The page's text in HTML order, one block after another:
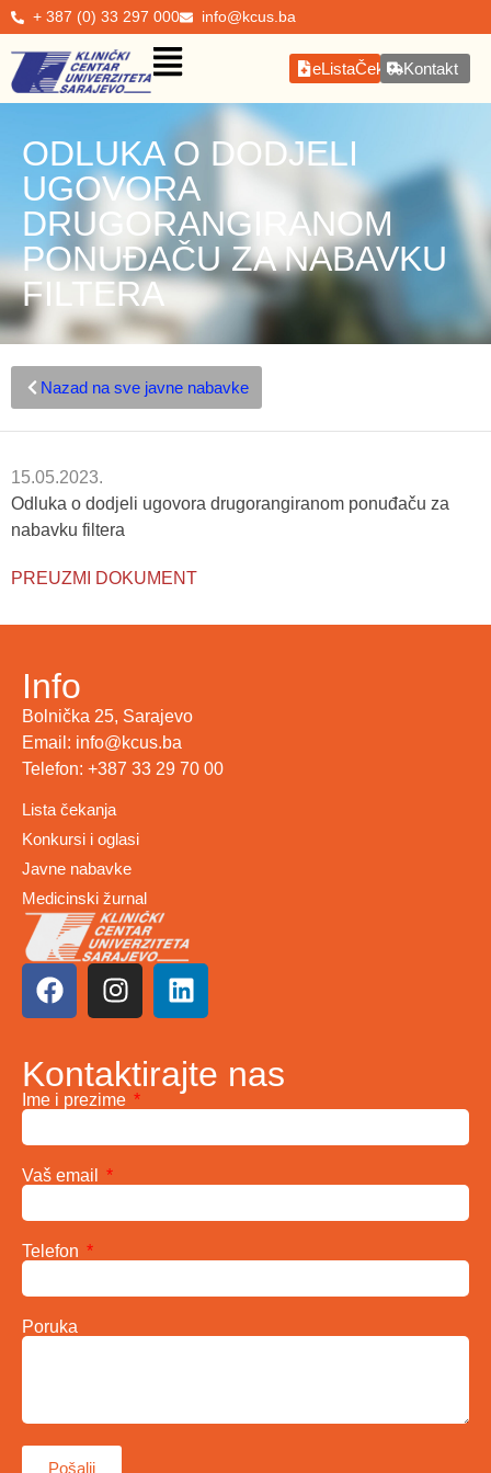
+ 387 (0) 33 297 000 info@kcus.ba
eListaČekanjaKontakt
ODLUKA O DODJELI
UGOVORA
DRUGORANGIRANOM
PONUĐAČU ZA NABAVKU
FILTERA
Nazad na sve javne nabavke
15.05.2023.
Odluka o dodjeli ugovora drugorangiranom ponuđaču za
nabavku filtera
PREUZMI DOKUMENT
Info
Bolnička 25, Sarajevo
Email: info@kcus.ba
Telefon: +387 33 29 70 00
Lista čekanja
Konkursi i oglasi
Javne nabavke
Medicinski žurnal
Kontaktirajte nas
Ime i prezime
Vaš email
Telefon
Poruka
Pošalji